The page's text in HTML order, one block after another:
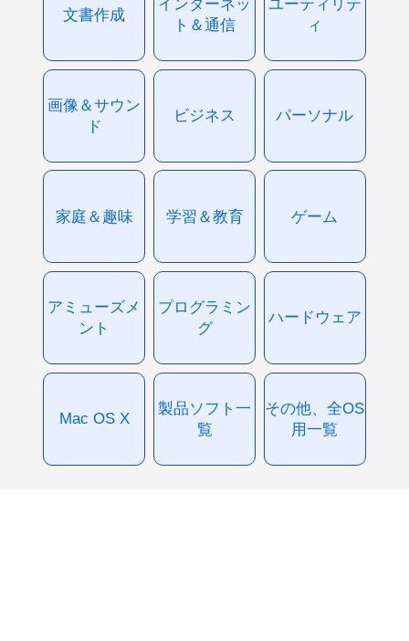
文書作成
インターネッ
ト＆通信
ユーティリテ
ィ
画像＆サウン
ド
ビジネス パーソナル
家庭＆趣味 学習＆教育 ゲーム
アミューズメ
ント
プログラミン
グ
ハードウェア
Mac OS X
製品ソフト一
覧
その他、全OS
用一覧